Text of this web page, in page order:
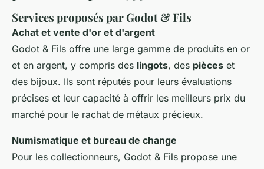
Services proposés par Godot & Fils
Achat et vente d'or et d'argent
Godot & Fils offre une large gamme de produits en or
et en argent, y compris des lingots, des pièces et
des bijoux. Ils sont réputés pour leurs évaluations
précises et leur capacité à offrir les meilleurs prix du
marché pour le rachat de métaux précieux.
Numismatique et bureau de change
Pour les collectionneurs, Godot & Fils propose une